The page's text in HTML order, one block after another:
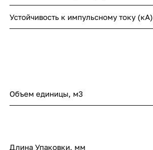
Устойчивость к импульсному току (кА)
Объем единицы, м3
Длина Упаковки, мм